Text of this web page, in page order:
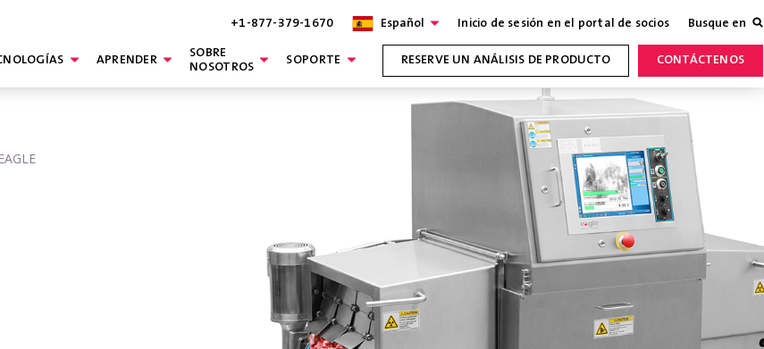
+1-877-379-1670 Español Inicio de sesión en el portal de socios Busque en
APRENDER
SOBRE
NOSOTROS
SOPORTE RESERVE UN ANÁLISIS DE PRODUCTO CONTÁCTENOS